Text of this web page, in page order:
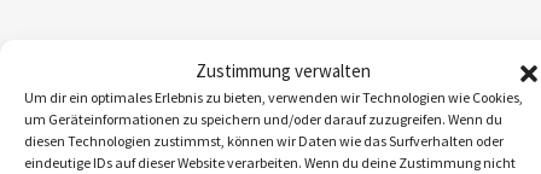
Zustimmung verwalten
Um dir ein optimales Erlebnis zu bieten, verwenden wir Technologien wie Cookies,
um Geräteinformationen zu speichern und/oder darauf zuzugreifen. Wenn du
diesen Technologien zustimmst, können wir Daten wie das Surfverhalten oder
eindeutige IDs auf dieser Website verarbeiten. Wenn du deine Zustimmung nicht
ABOS
1
ACCESSOIRES
5
BEKLEIDUNG
10